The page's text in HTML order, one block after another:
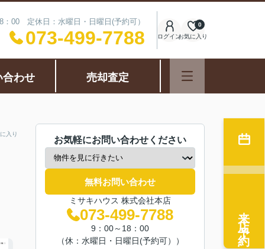
：00 定休日：水曜日・日曜日(予約可）
073-499-7788 ログインお気に入り
0
合わせ 売却査定
入り
お気軽にお問い合わせください
無料お問い合わせ
ミサキハウス 株式会社本店
073-499-7788
9：00～18：00
（休：水曜日・日曜日(予約可））
来店予約